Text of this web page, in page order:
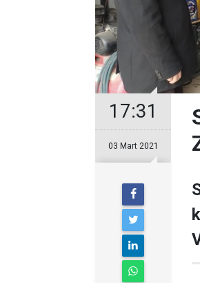
17:31
03 Mart 2021